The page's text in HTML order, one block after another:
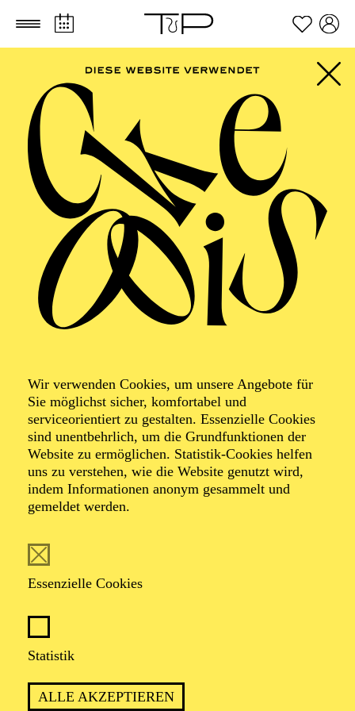
Zum Hauptinhalt springen Zum Footer springen
Wir verwenden Cookies, um unsere Angebote für
Sie möglichst sicher, komfortabel und
serviceorientiert zu gestalten. Essenzielle Cookies
sind unentbehrlich, um die Grundfunktionen der
Website zu ermöglichen. Statistik-Cookies helfen
uns zu verstehen, wie die Website genutzt wird,
indem Informationen anonym gesammelt und
gemeldet werden.
Essenzielle Cookies
Statistik
ALLE AKZEPTIEREN
Foto: Benne Ochs
Astrik Khanamiryan
(Astrik Khanamiryan) hat schon früh die Liebe zur